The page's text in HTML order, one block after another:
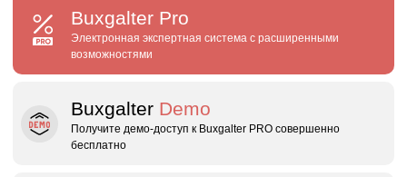
Buxgalter Pro
Электронная экспертная система с расширенными
возможностями
Buxgalter Demo
Получите демо‑доступ к Buxgalter PRO совершенно
бесплатно